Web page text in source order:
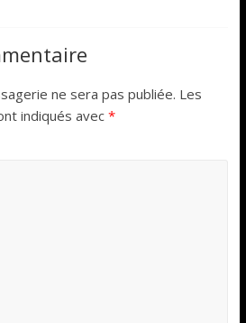
ne sera pas publiée. Les
indiqués avec *